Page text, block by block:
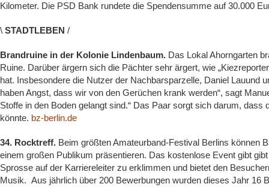
Kilometer. Die PSD Bank rundete die Spendensumme auf 30.000
\ STADTLEBEN /
Brandruine in der Kolonie Lindenbaum. Das Lokal Ahorngarten
Ruine. Darüber ärgern sich die Pächter sehr ärgert, wie
hat. Insbesondere die Nutzer der Nachbarsparzelle, Daniel Lauund
haben Angst, dass wir von den Gerüchen krank werden“, sagt
Stoffe in den Boden gelangt sind.“ Das Paar sorgt sich darum,
könnte. bz-berlin.de
34. Rocktreff. Beim größten Amateurband-Festival Berlins können
einem großen Publikum präsentieren. Das kostenlose Event gibt
Sprosse auf der Karriereleiter zu erklimmen und bietet den
Musik. Aus jährlich über 200 Bewerbungen wurden dieses Jahr 16